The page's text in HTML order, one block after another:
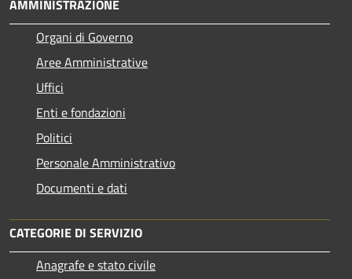
AMMINISTRAZIONE
Organi di Governo
Aree Amministrative
Uffici
Enti e fondazioni
Politici
Personale Amministrativo
Documenti e dati
CATEGORIE DI SERVIZIO
Anagrafe e stato civile